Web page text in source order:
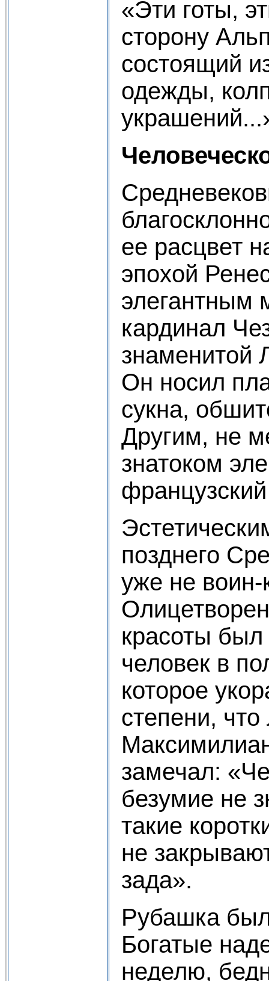
«Эти готы,
сторону
состоящий
одежды,
ее расцвет
эпохой
элегантным
кардинал
знаменитой
Он носил
сукна,
Другим, не
знатоком
позднего
уже не воин-
красоты
человек в
которое
степени,
замечал:
безумие не
такие
не
зада».
Рубашка
Богатые
неделю,